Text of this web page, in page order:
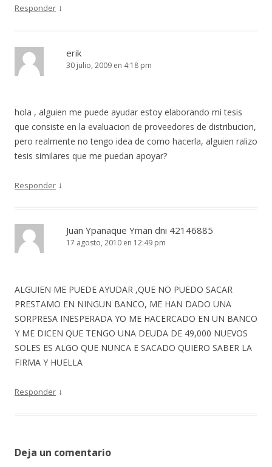
Responder ↓
erik
30 julio, 2009 en 4:18 pm
hola , alguien me puede ayudar estoy elaborando mi tesis
que consiste en la evaluacion de proveedores de distribucion,
pero realmente no tengo idea de como hacerla, alguien ralizo
tesis similares que me puedan apoyar?
Responder ↓
Juan Ypanaque Yman dni 42146885
17 agosto, 2010 en 12:49 pm
ALGUIEN ME PUEDE AYUDAR ,QUE NO PUEDO SACAR
PRESTAMO EN NINGUN BANCO, ME HAN DADO UNA
SORPRESA INESPERADA YO ME HACERCADO EN UN BANCO
Y ME DICEN QUE TENGO UNA DEUDA DE 49,000 NUEVOS
SOLES ES ALGO QUE NUNCA E SACADO QUIERO SABER LA
FIRMA Y HUELLA
Responder ↓
Deja un comentario